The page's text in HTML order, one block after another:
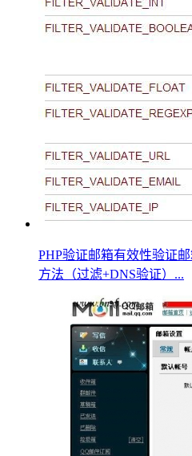
PHP验证邮箱有效性验证
方法（过滤+DNS验证）...